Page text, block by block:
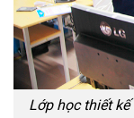
Lớp học thiết